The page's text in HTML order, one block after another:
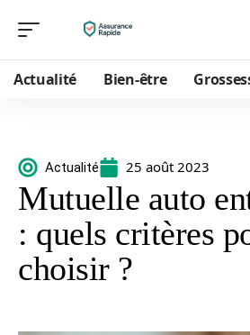
Actualité Bien-être
Actualité 25 août 2023
Mutuelle auto
: quels critères
choisir ?